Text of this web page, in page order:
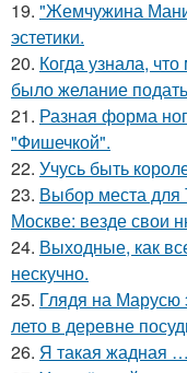
19. "Жемчужина
эстетики.
20. Когда узнала,
было желание
21. Разная форма
"Фишечкой".
22. Учусь быть
23. Выбор места для
Москве: везде свои
24. Выходные, как
нескучно.
25. Глядя на Марусю
лето в деревне
26. Я такая жадная